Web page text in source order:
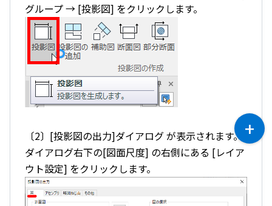
グループ → [投影図] をクリックします。
〔2〕[投影図の出力]ダイアログ が表示されます。
ダイアログ右下の[図面尺度] の右側にある [レイア
ウト設定] をクリックします。